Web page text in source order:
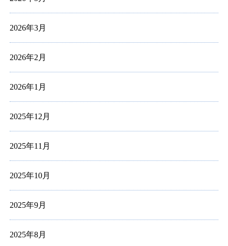
2026年3月
2026年2月
2026年1月
2025年12月
2025年11月
2025年10月
2025年9月
2025年8月